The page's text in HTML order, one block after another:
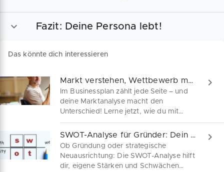
Fazit: Deine Persona lebt!
Das könnte dich interessieren
Markt verstehen, Wettbewerb meistern – so geht's
Im Businessplan zählt jede Seite – und
deine Marktanalyse macht den
Unterschied! Lerne jetzt, wie du mit
einer fundierten Wettbewerbsanalyse
Investoren überzeugst, deine
Marktchancen realistisch bewertest und
deine Konkurrenz gezielt analysierst.
SWOT-Analyse für Gründer: Dein Startvorteil!
Ob Gründung oder strategische
Neuausrichtung: Die SWOT-Analyse hilft
dir, eigene Stärken und Schwächen